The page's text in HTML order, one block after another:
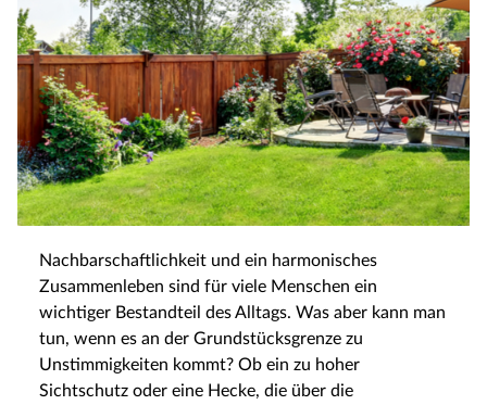
Nachbarschaftlichkeit und ein harmonisches
Zusammenleben sind für viele Menschen ein
wichtiger Bestandteil des Alltags. Was aber kann man
tun, wenn es an der Grundstücksgrenze zu
Unstimmigkeiten kommt? Ob ein zu hoher
Sichtschutz oder eine Hecke, die über die